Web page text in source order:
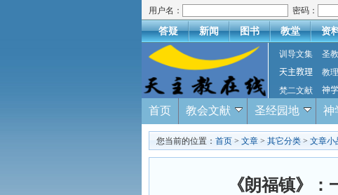
用户名： 密码：
答疑 新闻 图书 教堂 资
训导文集 圣
天主教理
教
梵二文献
神
首页 教会文献 圣经园地 神
您当前的位置： 首页 > 文章 > 其它分类 > 文章小
《朗福镇》